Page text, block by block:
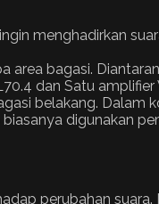
menghadirkan
area bagasi.
dan Satu amplifier
belakang. Dalam
digunakan
perubahan suara.